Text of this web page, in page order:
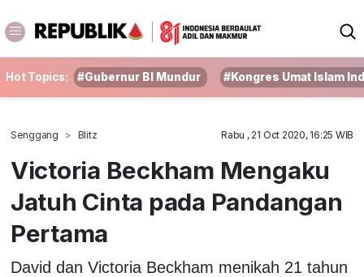
Hot Topics: #Gubernur BI Mundur #Kongres Umat Islam
Senggang Blitz Rabu , 21 Oct 2020, 16:25 WIB
Victoria Beckham Mengaku
Jatuh Cinta pada Pandangan
Pertama
David dan Victoria Beckham menikah 21 tahun